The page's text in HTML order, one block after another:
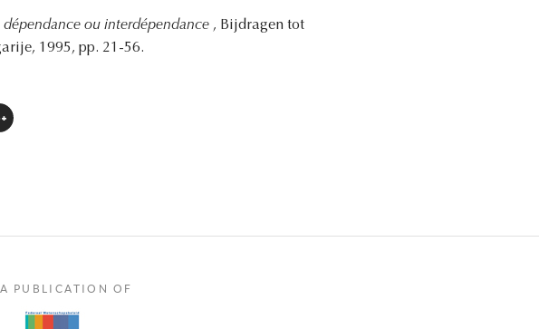
ou interdépendance , Bijdragen tot
1995, pp. 21-56.
PUBLICATION OF